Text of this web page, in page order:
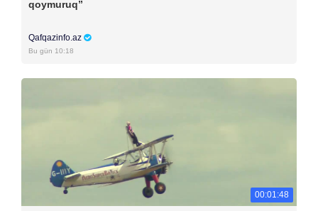
qoymuruq”
Qafqazinfo.az
Bu gün 10:18
00:01:48